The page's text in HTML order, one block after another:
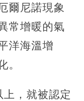
爾尼諾現象
常增暖的氣
洋海溫增
。
，就被認定